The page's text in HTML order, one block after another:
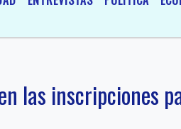
las inscripciones